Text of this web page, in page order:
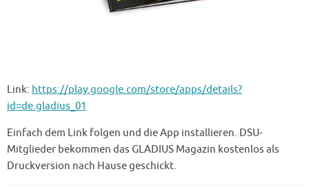
Link: https://play.google.com/store/apps/details?
id=de.gladius_01
Einfach dem Link folgen und die App installieren. DSU-
Mitglieder bekommen das GLADIUS Magazin kostenlos als
Druckversion nach Hause geschickt.